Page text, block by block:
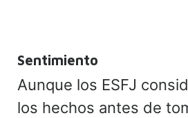
Sentimiento
Aunque los ESFJ
los hechos antes de